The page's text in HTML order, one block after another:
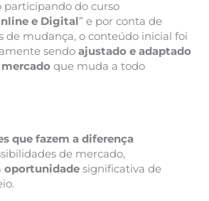
participando do curso
e Digital” e por conta de
de mudança, o conteúdo inicial foi
sendo ajustado e adaptado
que muda a todo
que fazem a diferença
de mercado,
oportunidadesignificativa de